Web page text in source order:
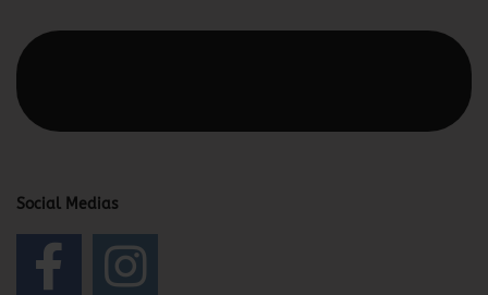
Social Medias